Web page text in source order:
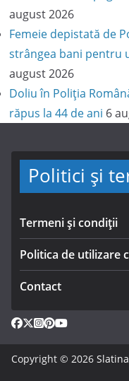
august 2026
Femeie depistată de
strângea bani pentru
august 2026
Doliu în Poliția
răpus la 44 de ani 6
Politici și
Termeni și condiții
Politica de utilizare
Contact
Copyright © 2026